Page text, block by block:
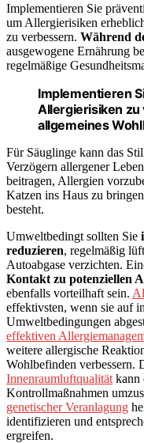
Implementieren Sie
um Allergierisiken
zu verbessern. Während
ausgewogene Ernährung
regelmäßige
Implementieren
Allergierisiken
allgemeines
Für Säuglinge kann das
Verzögern allergener
beitragen, Allergien
Katzen ins Haus zu
besteht.
Umweltbedingt sollten Sie
reduzieren, regelmäßig
Autoabgase verzichten.
Kontakt zu potenziellen
ebenfalls vorteilhaft sein.
effektivsten, wenn sie auf
Umweltbedingungen
effektiven
weitere allergische
Wohlbefinden verbessern.
Innenraumluftqualität kann
Kontrollmaßnahmen
genetischer Veranlagung
identifizieren und
ergreifen.